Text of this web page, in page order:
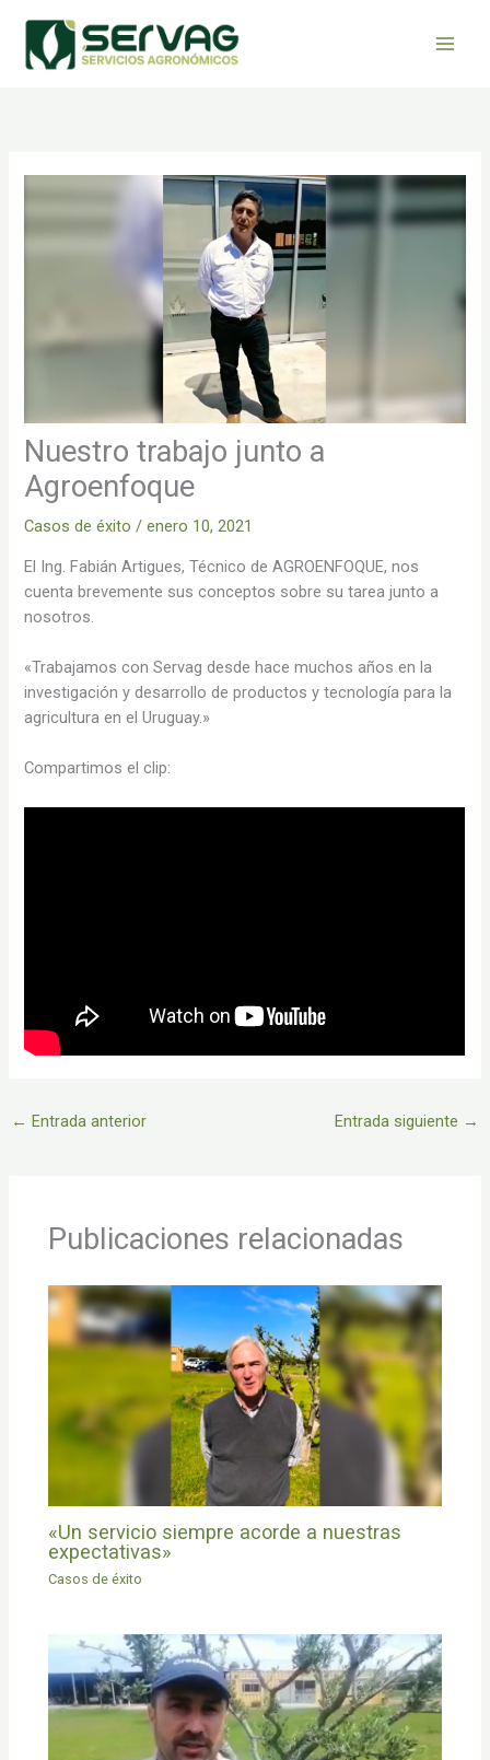
contenido
Nuestro trabajo junto a
Agroenfoque
Casos de éxito /enero 10, 2021
El Ing. Fabián Artigues, Técnico de AGROENFOQUE, nos
cuenta brevemente sus conceptos sobre su tarea junto a
nosotros.
«Trabajamos con Servag desde hace muchos años en la
investigación y desarrollo de productos y tecnología para la
agricultura en el Uruguay.»
Compartimos el clip:
← Entrada anterior Entrada siguiente →
Publicaciones relacionadas
«Un servicio siempre acorde a nuestras
expectativas»
Casos de éxito